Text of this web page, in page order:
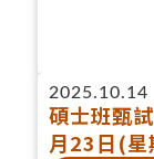
2025.10.14
碩士班甄
月23日(星